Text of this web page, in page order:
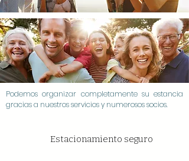
Podemos organizar completamente su estancia
gracias a nuestros servicios y numerosos socios.
Estacionamiento seguro